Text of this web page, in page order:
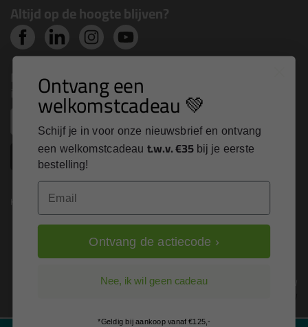
Altijd op de hoogte blijven?
Nieuws, tips en exclusieve deals rechtstreeks in je
inbox
Inschrijven
Kitcentrum is trots op:
Alle prijzen zijn in EURO en excl. 21% BTW
Ontvang een
welkomstcadeau 💚
Schijf je in voor onze nieuwsbrief en ontvang
een welkomstcadeau t.w.v. €35 bij je eerste
bestelling!
Email
Ontvang de actiecode ›
Nee, ik wil geen cadeau
*Geldig bij aankoop vanaf €125,-